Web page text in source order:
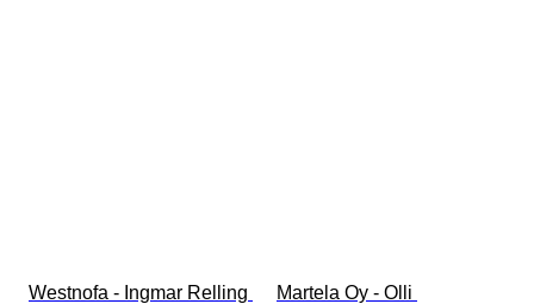
Westnofa - Ingmar Relling
Martela Oy - Olli